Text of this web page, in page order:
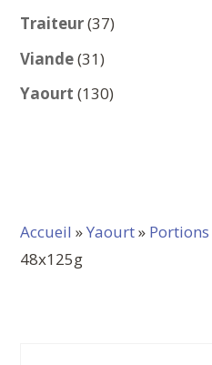
Traiteur 3737
Viande 3131
produits
Yaourt 130130
Accueil »Yaourt» Portions
48x125g